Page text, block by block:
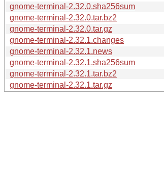
gnome-terminal-2.32.0.sha256sum
gnome-terminal-2.32.0.tar.bz2
gnome-terminal-2.32.0.tar.gz
gnome-terminal-2.32.1.changes
gnome-terminal-2.32.1.news
gnome-terminal-2.32.1.sha256sum
gnome-terminal-2.32.1.tar.bz2
gnome-terminal-2.32.1.tar.gz